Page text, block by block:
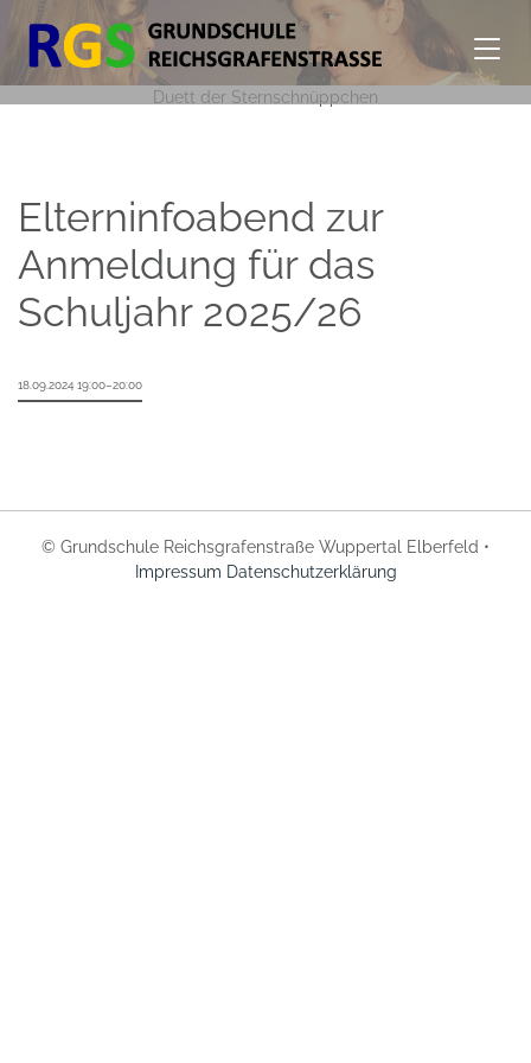
Duett der Sternschnüppchen
Elterninfoabend zur
Anmeldung für das
Schuljahr 2025/26
18.09.2024 19:00–20:00
© Grundschule Reichsgrafenstraße Wuppertal Elberfeld •
Impressum Datenschutzerklärung